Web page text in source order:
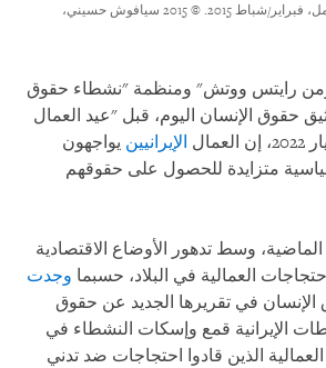
شباط 2015.
© 2015 سيافوش حسيني،
رايتس ووتش" ومنظمة "نشطاء حقوق
حقوق الإنسان اليوم، قبل "عيد العمال
الإيرانيين يواجهون
متزايدة للحصول على حقوقهم
وسط تدهور الأوضاع الاقتصادية
العمالية في البلاد، حسبما وجدت
في تقريرها الجديد عن حقوق
الإيرانية قمع وإسكات النشطاء في
الذين قادوا احتجاجات ضد تدني